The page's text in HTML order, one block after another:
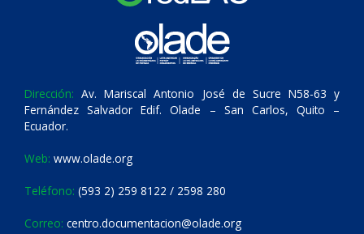
Dirección: Av. Mariscal Antonio José de Sucre N58-63 y
Fernández Salvador Edif. Olade – San Carlos, Quito –
Ecuador.
Web: www.olade.org
Teléfono: (593 2) 259 8122 / 2598 280
Correo: centro.documentacion@olade.org